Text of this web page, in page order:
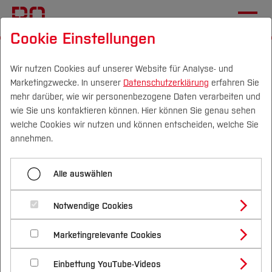
Campus Personen DE|EN Quicklinks
Studium
Studienangebote
Bachelorstudiengänge
Masterstudiengänge
Vor dem Studium
Bewerben & Einschreiben
Bewerbungsportal
Im Studium
Studienbüros und Prüfungen
Nach dem Studium
Forschung & Transfer
Profil
Forschungs- und Transferprofil
Schwerpunkte (FuT)
Beratung & Förderung
Nachhaltigkeit
Nachhaltigkeit studieren
International
Bau- und Umweltingenieurwesen
Fachgebiete und Einrichtungen
Institute des Fachbereichs Bau-
und Umweltingenieurwesen
Institut für Baubetrieb und
Bauverfahrenstechnik
Institut für Bauphysik und Konstruktion
BIM-Institut
Energiewende Institut
Cookie Einstellungen
Wir nutzen Cookies auf unserer Website für Analyse- und
Marketingzwecke. In unserer Datenschutzerklärung erfahren Sie
mehr darüber, wie wir personenbezogene Daten verarbeiten und
wie Sie uns kontaktieren können. Hier können Sie genau sehen
welche Cookies wir nutzen und können entscheiden, welche Sie
annehmen.
Alle auswählen
Notwendige Cookies
Marketingrelevante Cookies
Einbettung YouTube-Videos